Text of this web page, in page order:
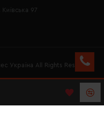
97
Україна All Rights Reserved